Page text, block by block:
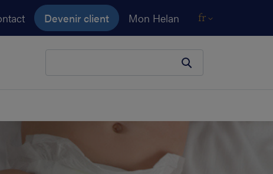
Devenir client Mon Helan fr